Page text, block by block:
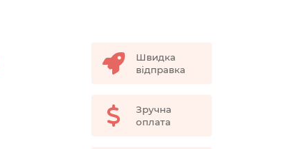
Швидка
відправка
Зручна
оплата